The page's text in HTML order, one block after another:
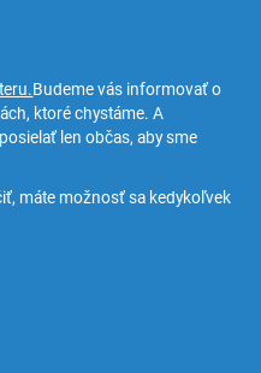
Budeme vás informovať o
ktoré chystáme. A
len občas, aby sme
máte možnosť sa kedykoľvek